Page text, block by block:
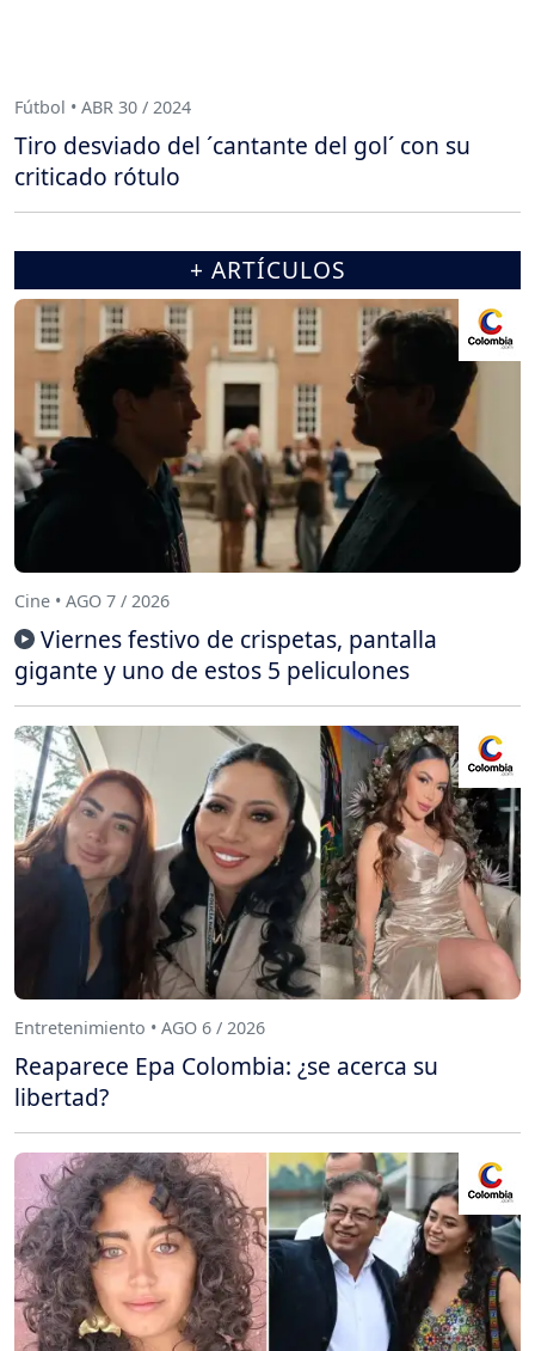
Fútbol • ABR 30 / 2024
Tiro desviado del ´cantante del gol´ con su
criticado rótulo
+ ARTÍCULOS
Cine • AGO 7 / 2026
Viernes festivo de crispetas, pantalla
gigante y uno de estos 5 peliculones
Entretenimiento • AGO 6 / 2026
Reaparece Epa Colombia: ¿se acerca su
libertad?